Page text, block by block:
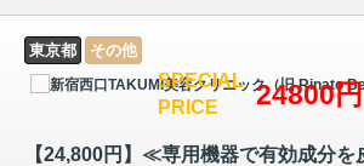
東京都 その他
SPECIAL
PRICE
24800円